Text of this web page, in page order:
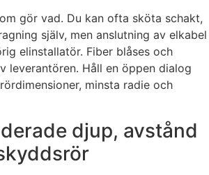
gör vad. Du kan ofta sköta schakt,
själv, men anslutning av elkabel
elinstallatör. Fiber blåses och
leverantören. Håll en öppen dialog
minsta radie och
djup, avstånd